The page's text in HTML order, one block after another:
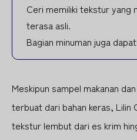
Ceri memiliki tekstur yang
terasa asli.
Bagian minuman juga
Meskipun sampel makanan
terbuat dari bahan keras, Lilin
tekstur lembut dari es krim